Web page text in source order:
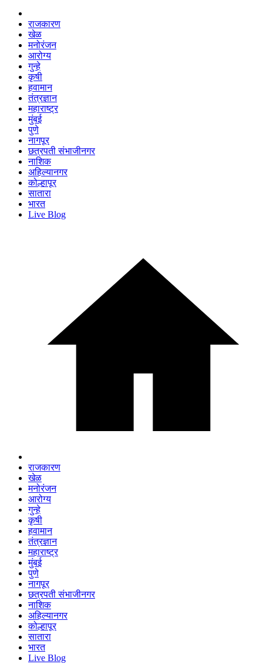
राजकारण
खेळ
मनोरंजन
आरोग्य
गुन्हे
कृषी
हवामान
तंत्रज्ञान
महाराष्ट्र
मुंबई
पुणे
नागपूर
छत्रपती संभाजीनगर
नाशिक
अहिल्यानगर
कोल्हापूर
सातारा
भारत
Live Blog
राजकारण
खेळ
मनोरंजन
आरोग्य
गुन्हे
कृषी
हवामान
तंत्रज्ञान
महाराष्ट्र
मुंबई
पुणे
नागपूर
छत्रपती संभाजीनगर
नाशिक
अहिल्यानगर
कोल्हापूर
सातारा
भारत
Live Blog